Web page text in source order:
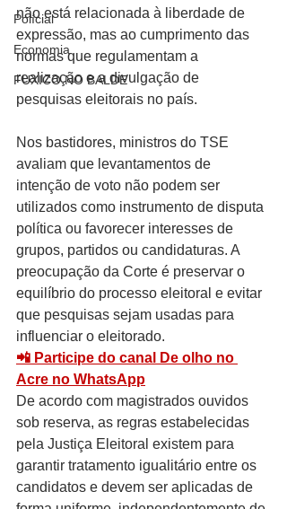
Polícial
Economia
FUXICO NO BALDE
não está relacionada à liberdade de
expressão, mas ao cumprimento das
normas que regulamentam a
realização e a divulgação de
pesquisas eleitorais no país.
Nos bastidores, ministros do TSE
avaliam que levantamentos de
intenção de voto não podem ser
utilizados como instrumento de disputa
política ou favorecer interesses de
grupos, partidos ou candidaturas. A
preocupação da Corte é preservar o
equilíbrio do processo eleitoral e evitar
que pesquisas sejam usadas para
influenciar o eleitorado.
📲 Participe do canal De olho no
Acre no WhatsApp
De acordo com magistrados ouvidos
sob reserva, as regras estabelecidas
pela Justiça Eleitoral existem para
garantir tratamento igualitário entre os
candidatos e devem ser aplicadas de